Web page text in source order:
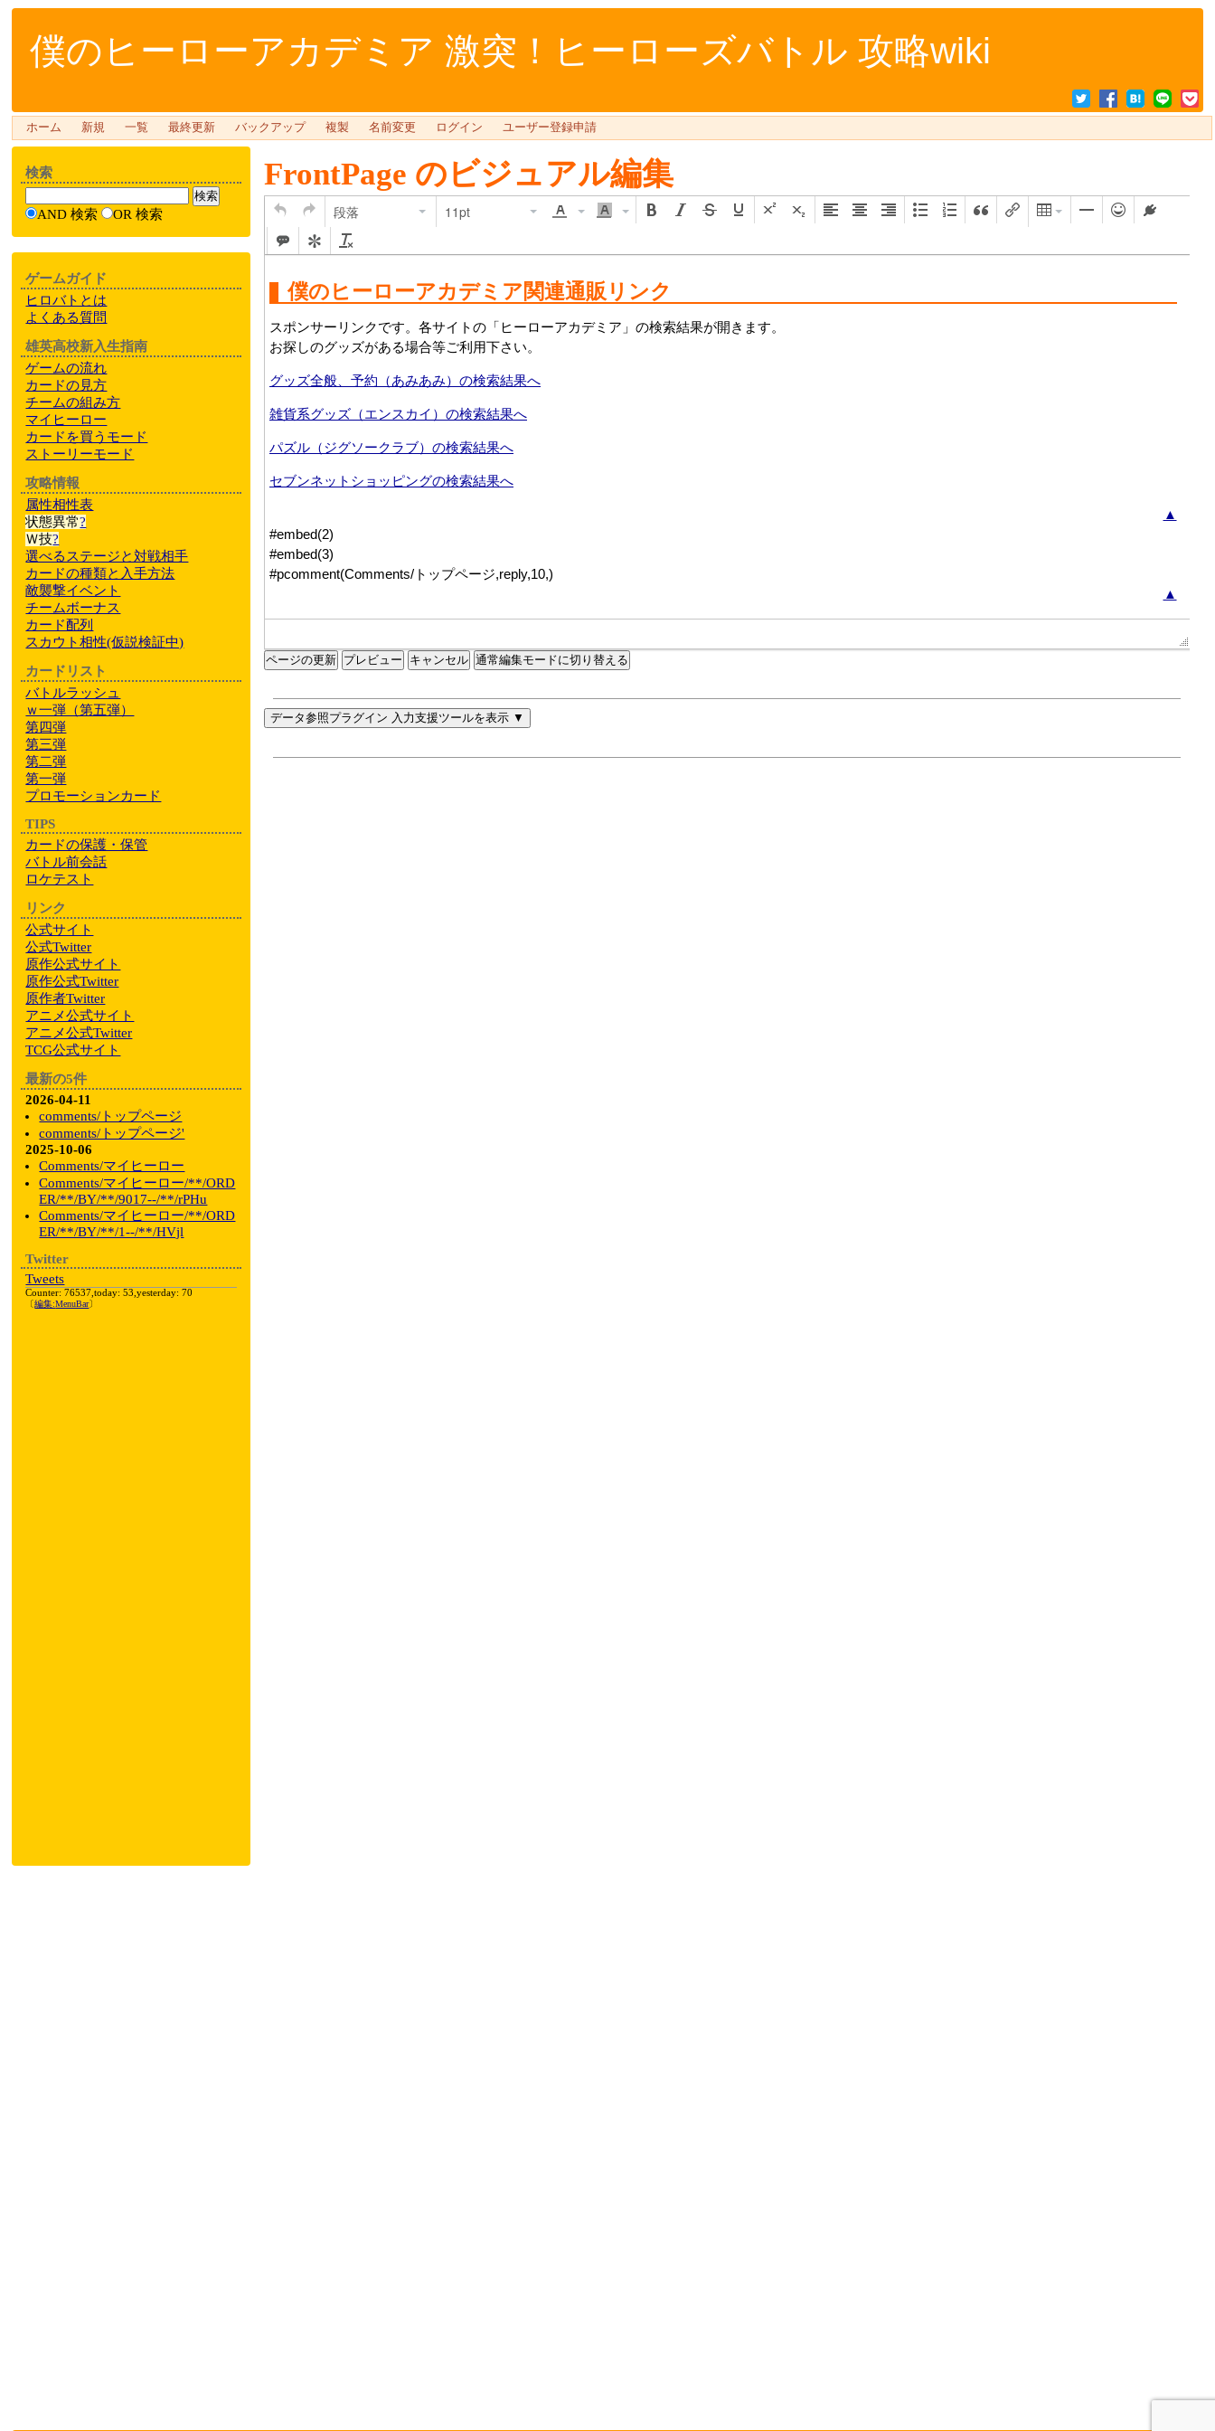
僕のヒーローアカデミア 激突！ヒーローズバトル 攻略wiki
ホーム 新規 一覧 最終更新 バックアップ 複製 名前変更 ログイン ユーザー登録申請
FrontPage のビジュアル編集
段落 11pt
ページの更新 通常編集モードに切り替える
データ参照プラグイン 入力支援ツールを表示 ▼
検索
AND 検索 OR 検索
ゲームガイド
ヒロバトとは
よくある質問
雄英高校新入生指南
ゲームの流れ
カードの見方
チームの組み方
マイヒーロー
カードを買うモード
ストーリーモード
攻略情報
属性相性表
状態異常?
Ｗ技?
選べるステージと対戦相手
カードの種類と入手方法
敵襲撃イベント
チームボーナス
カード配列
スカウト相性(仮説検証中)
カードリスト
バトルラッシュ
ｗ一弾（第五弾）
第四弾
第三弾
第二弾
第一弾
プロモーションカード
TIPS
カードの保護・保管
バトル前会話
ロケテスト
リンク
公式サイト
公式Twitter
原作公式サイト
原作公式Twitter
原作者Twitter
アニメ公式サイト
アニメ公式Twitter
TCG公式サイト
最新の5件
2026-04-11
comments/トップページ
comments/トップページ'
2025-10-06
Comments/マイヒーロー
Comments/マイヒーロー/**/ORD
ER/**/BY/**/9017--/**/rPHu
Comments/マイヒーロー/**/ORD
ER/**/BY/**/1--/**/HVjl
Twitter
Tweets
Counter: 76537,today: 53,yesterday: 70
〔編集:MenuBar〕